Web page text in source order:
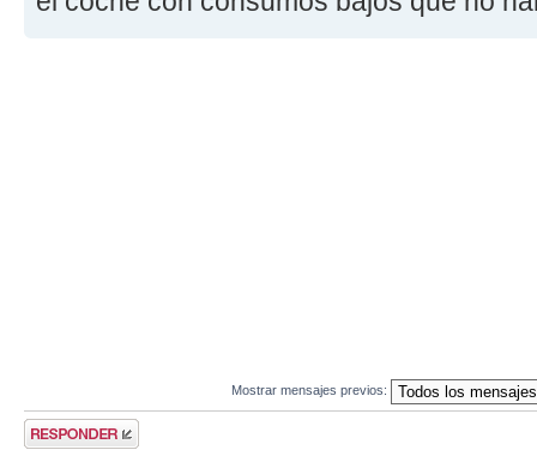
Mostrar mensajes previos:
Publicar una
respuesta